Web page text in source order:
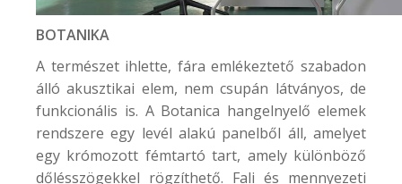
BOTANIKA
A természet ihlette, fára emlékeztető szabadon
álló akusztikai elem, nem csupán látványos, de
funkcionális is. A Botanica hangelnyelő elemek
rendszere egy levél alakú panelből áll, amelyet
egy krómozott fémtartó tart, amely különböző
dőlésszögekkel rögzíthető. Fali és mennyezeti